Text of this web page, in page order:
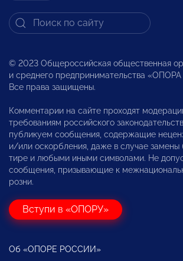
© 2023 Общероссийская общественная
и среднего предпринимательства
Все права защищены.
Комментарии на сайте проходят
требованиям российского
публикуем сообщения, содержащие
и/или оскорбления, даже в случае замены
тире и любыми иными символами. Не
сообщения, призывающие к
розни.
Вступи в «ОПОРУ»
Об «ОПОРЕ РОССИИ»